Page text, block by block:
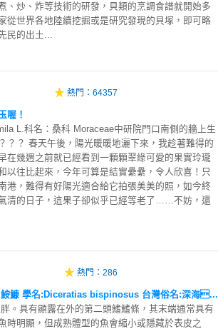
、炒、炸等技術的研發，貝類的烹調食譜就開始多
從世界各地陸續挖掘或是研究發現的貝塚，即可略
民的出土...
熱門： 64357
喔！
L.科名：桑科 Moraceae中研院門口南側的牆上生
？？ 春天午後，陽光暖暖地灑下來，我趁著難得的
在幾週之前就已經看到一顆顆翠綠可愛的果實玲瓏
以往比起來，今年可算是結實纍纍，令人欣喜！只
港，難得有好陽光適合給它拍張美美的照，如今終
清的日子，這果子卻似乎已經等老了……不妨，還
熱門： 286
鮟鱇 學名:Diceratias bispinosus 台灣俗名:深海...
。具有顯露在外的第二頭鰭鰭條，其末端通常具有
時明顯，但成熟體型的魚會縮小或隱藏於表皮之